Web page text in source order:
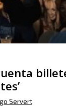
Servert